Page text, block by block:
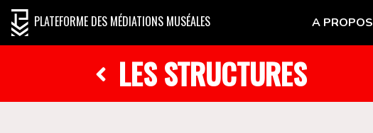
PLATEFORME DES MÉDIATIONS MUSÉALES A PROPOS
LES STRUCTURES